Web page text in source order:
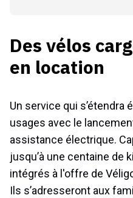
Des vélos
en location
Un service qui s’étendra
usages avec le
assistance électrique.
jusqu’à une centaine de
intégrés à l'offre de
Ils s’adresseront aux